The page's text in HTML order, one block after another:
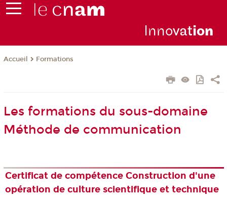
Innovation
Accueil Formations
Les formations du sous-domaine
Méthode de communication
Certificat de compétence Construction d'une
opération de culture scientifique et technique